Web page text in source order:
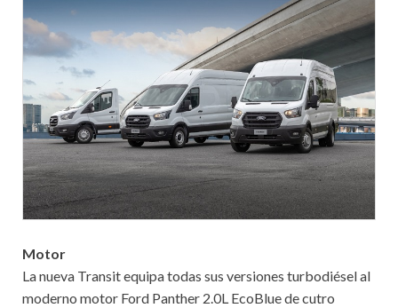
Motor
La nueva Transit equipa todas sus versiones turbodiésel al
moderno motor Ford Panther 2.0L EcoBlue de cutro